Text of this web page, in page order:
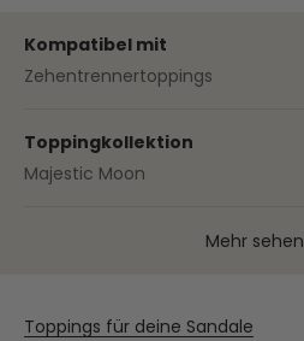
Kompatibel mit
Zehentrennertoppings
Toppingkollektion
Majestic Moon
Mehr sehen
Toppings für deine Sandale